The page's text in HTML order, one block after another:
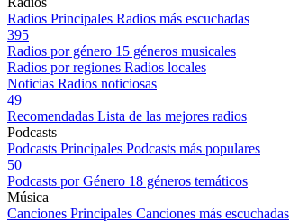
Radios Principales Radios más escuchadas
395
Radios por género 15 géneros musicales
Radios por regiones Radios locales
Noticias Radios noticiosas
49
Recomendadas Lista de las mejores radios
Podcasts
Podcasts Principales Podcasts más populares
50
Podcasts por Género 18 géneros temáticos
Música
Canciones Principales Canciones más escuchadas